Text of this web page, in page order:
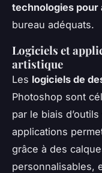
technologies pour
bureau adéquats.
Logiciels et
artistique
Les logiciels de
Photoshop sont
par le biais
applications
grâce à des
personnalisables,